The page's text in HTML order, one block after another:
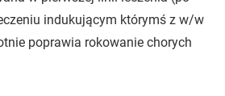
indukującym którymś z w/w
poprawia rokowanie chorych